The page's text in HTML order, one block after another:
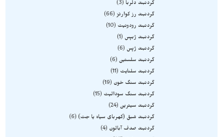
گردنبند دلربا
3
گردنبند رز کوارتز 66
گردنبند رودونیت
10
گردنبند ژبپس
1
گردنبند ژپس
6
گردنبند سلستین 6
گردنبند سلنایت
11
گردنبند سنگ خون
19
گردنبند سنگ سودالیت
15
گردنبند سیترین 24
گردنبند شبق (کهربای سیاه یا جت) 6
گردنبند صدف آبالون
4